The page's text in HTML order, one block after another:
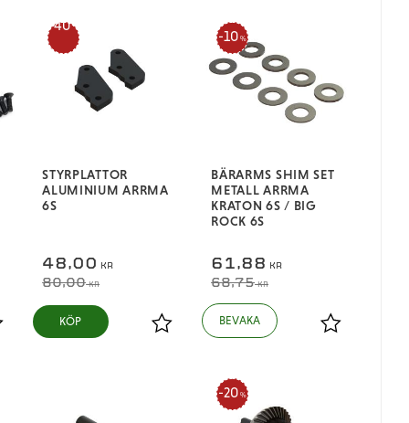
till i favoriter
STYRPLATTOR
ALUMINIUM ARRMA
6S
48,00 KR
80,00KR
40
%
Lägg till i favoriter
KÖP
BÄRARMS SHIM SET
METALL ARRMA
KRATON 6S / BIG
ROCK 6S
61,88 KR
68,75KR
10 %
Lägg till i
20 %